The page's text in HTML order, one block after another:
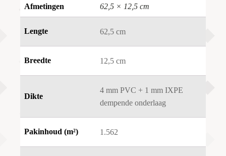
Afmetingen 62,5 × 12,5 cm
Lengte 62,5 cm
Breedte 12,5 cm
Dikte
4 mm PVC + 1 mm IXPE
dempende onderlaag
Pakinhoud (m²) 1.562